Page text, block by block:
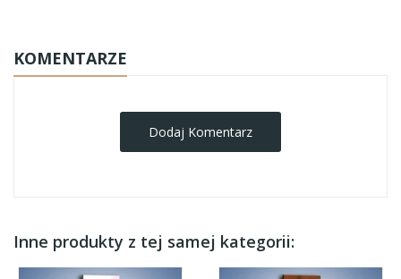
KOMENTARZE
Dodaj Komentarz
Inne produkty z tej samej kategorii: